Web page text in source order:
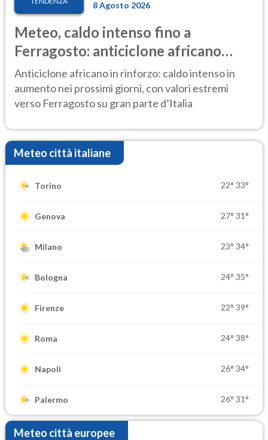
8 Agosto 2026
Meteo, caldo intenso fino a
Ferragosto: anticiclone africano
ancora protagonista
Anticiclone africano in rinforzo: caldo intenso in
aumento nei prossimi giorni, con valori estremi
verso Ferragosto su gran parte d’Italia
Meteo città italiane
Torino 22° 33°
Genova 27° 31°
Milano 23° 34°
Bologna 24° 35°
Firenze 22° 39°
Roma 24° 38°
Napoli 26° 34°
Palermo 26° 31°
Meteo città europee